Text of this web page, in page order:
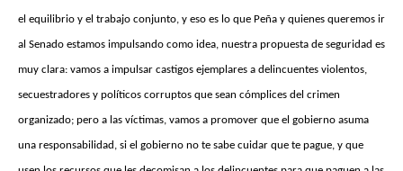
el equilibrio y el trabajo conjunto, y eso es lo que Peña y quienes queremos ir
al Senado estamos impulsando como idea, nuestra propuesta de seguridad es
muy clara: vamos a impulsar castigos ejemplares a delincuentes violentos,
secuestradores y políticos corruptos que sean cómplices del crimen
organizado; pero a las víctimas, vamos a promover que el gobierno asuma
una responsabilidad, si el gobierno no te sabe cuidar que te pague, y que